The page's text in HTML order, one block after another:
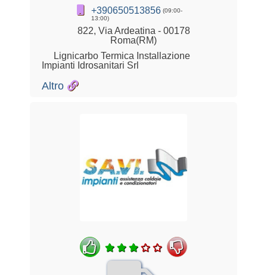
+390650513856 (09:00-
13:00)
822, Via Ardeatina - 00178
Roma(RM)
Lignicarbo Termica Installazione
Impianti Idrosanitari Srl
Altro